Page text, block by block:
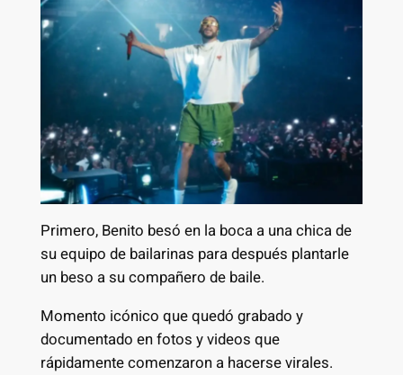
Primero, Benito besó en la boca a una chica de
su equipo de bailarinas para después plantarle
un beso a su compañero de baile.
Momento icónico que quedó grabado y
documentado en fotos y videos que
rápidamente comenzaron a hacerse virales.